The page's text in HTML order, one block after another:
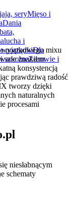
seryMięso i
Dania
i
porządkiDla
szkolneZdrowie i
mixu
znakiem
konsystencją
prawdziwą radość
tworzy dzięki
naturalnych
procesami
niesłabnącym
schematy